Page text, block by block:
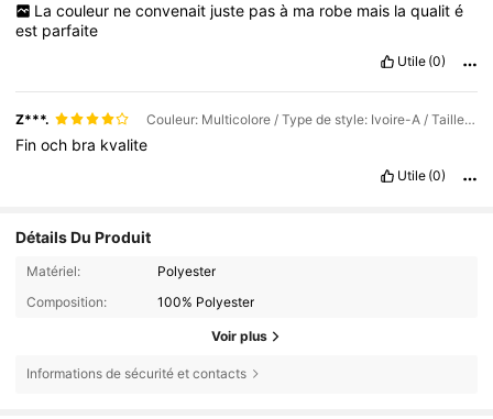
La couleur ne convenait juste pas à ma robe mais la qualit é
est parfaite
Utile (0)
Z***. Couleur: Multicolore / Type de style: Ivoire-A / Taille: 3 m (118,11 po)
Finoch bra kvalite
Utile (0)
Détails Du Produit
Matériel:
Polyester
Composition:
100% Polyester
Voir plus
Informations de sécurité et contacts